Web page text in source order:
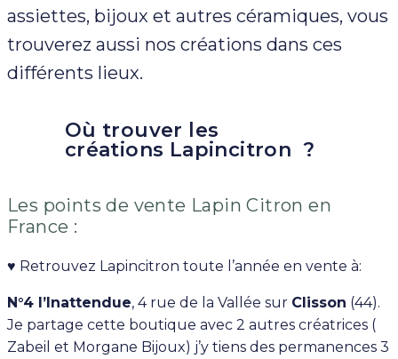
assiettes, bijoux et autres céramiques, vous
trouverez aussi nos créations dans ces
différents lieux.
Où trouver les
créations Lapincitron ?
Les points de vente Lapin Citron en
France :
♥ Retrouvez Lapincitron toute l’année en vente à:
N°4 l’Inattendue, 4 rue de la Vallée sur Clisson (44).
Je partage cette boutique avec 2 autres créatrices (
Zabeil et Morgane Bijoux) j’y tiens des permanences 3